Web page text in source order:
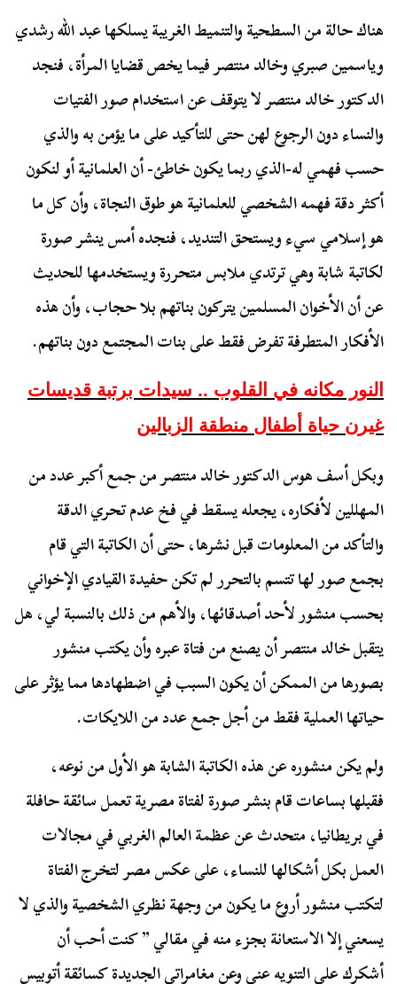
هناك حالة من السطحية والتنميط الغريبة يسلكها عبد الله رشدي
وياسمين صبري وخالد منتصر فيما يخص قضايا المرأة، فنجد
الدكتور خالد منتصر لا يتوقف عن استخدام صور الفتيات
والنساء دون الرجوع لهن حتى للتأكيد على ما يؤمن به والذي
حسب فهمي له-الذي ربما يكون خاطئ- أن العلمانية أو لنكون
أكثر دقة فهمه الشخصي للعلمانية هو طوق النجاة، وأن كل ما
هو إسلامي سيء ويستحق التنديد، فنجده أمس ينشر صورة
لكاتبة شابة وهي ترتدي ملابس متحررة ويستخدمها للحديث
عن أن الأخوان المسلمين يتركون بناتهم بلا حجاب، وأن هذه
الأفكار المتطرفة تفرض فقط على بنات المجتمع دون بناتهم.
النور مكانه في القلوب .. سيدات برتبة قديسات
غيرن حياة أطفال منطقة الزبالين
وبكل أسف هوس الدكتور خالد منتصر من جمع أكبر عدد من
المهللين لأفكاره، يجعله يسقط في فخ عدم تحري الدقة
والتأكد من المعلومات قبل نشرها، حتى أن الكاتبة التي قام
بجمع صور لها تتسم بالتحرر لم تكن حفيدة القيادي الإخواني
بحسب منشور لأحد أصدقائها، والأهم من ذلك بالنسبة لي، هل
يتقبل خالد منتصر أن يصنع من فتاة عبره وأن يكتب منشور
بصورها من الممكن أن يكون السبب في اضطهادها مما يؤثر على
حياتها العملية فقط من أجل جمع عدد من اللايكات.
ولم يكن منشوره عن هذه الكاتبة الشابة هو الأول من نوعه،
فقبلها بساعات قام بنشر صورة لفتاة مصرية تعمل سائقة حافلة
في بريطانيا، متحدث عن عظمة العالم الغربي في مجالات
العمل بكل أشكالها للنساء، على عكس مصر لتخرج الفتاة
لتكتب منشور أروع ما يكون من وجهة نظري الشخصية والذي لا
يسعني إلا الاستعانة بجزء منه في مقالي ” كنت أحب أن
أشكرك على التنويه عني وعن مغامراتي الجديدة كسائقة أتوبيس